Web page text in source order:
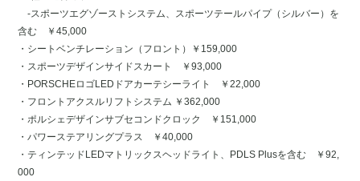
-スポーツエグゾーストシステム、スポーツテールパイプ（シルバー）を
含む ￥45,000
・シートベンチレーション（フロント）￥159,000
・スポーツデザインサイドスカート ￥93,000
・PORSCHEロゴLEDドアカーテシーライト ￥22,000
・フロントアクスルリフトシステム ￥362,000
・ポルシェデザインサブセコンドクロック ￥151,000
・パワーステアリングプラス ￥40,000
・ティンテッドLEDマトリックスヘッドライト、PDLS Plusを含む ￥92,
000